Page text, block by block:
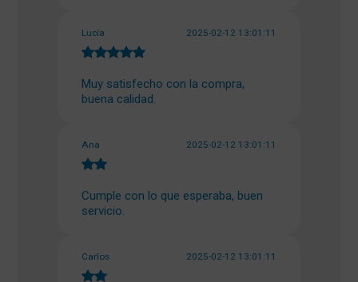
Lucía 2025-02-12 13:01:11
Muy satisfecho con la compra,
buena calidad.
Ana 2025-02-12 13:01:11
Cumple con lo que esperaba, buen
servicio.
Carlos 2025-02-12 13:01:11